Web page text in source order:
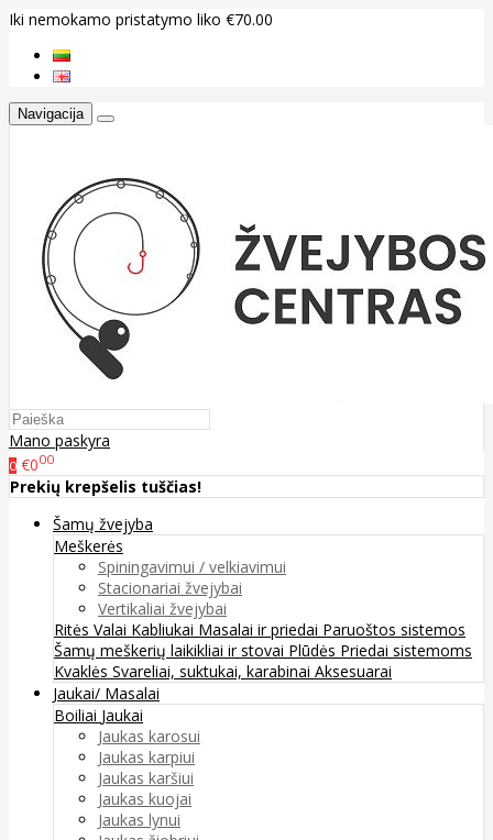
Iki nemokamo pristatymo liko €70.00
Navigacija
Mano paskyra
0 €000
Prekių krepšelis tuščias!
Šamų žvejyba
Meškerės
Spiningavimui / velkiavimui
Stacionariai žvejybai
Vertikaliai žvejybai
Ritės Valai Kabliukai Masalai ir priedai Paruoštos sistemos
Šamų meškerių laikikliai ir stovai Plūdės Priedai sistemoms
Kvaklės Svareliai, suktukai, karabinai Aksesuarai
Jaukai/ Masalai
Boiliai Jaukai
Jaukas karosui
Jaukas karpiui
Jaukas karšiui
Jaukas kuojai
Jaukas lynui